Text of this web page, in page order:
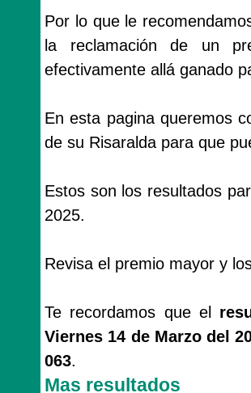
Por lo que le
la reclamación de un
efectivamente allá ganado
En esta pagina queremos
de su Risaralda para que
Estos son los resultados
2025.
Revisa el premio mayor y
Te recordamos que el
Viernes 14 de Marzo del
063.
Mas resultados